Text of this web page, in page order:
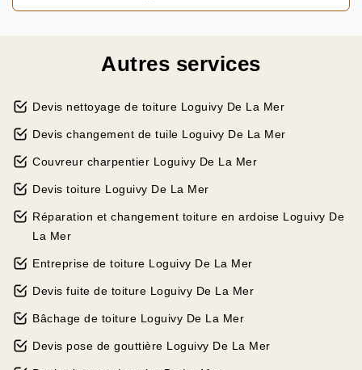
Autres services
Devis nettoyage de toiture Loguivy De La Mer
Devis changement de tuile Loguivy De La Mer
Couvreur charpentier Loguivy De La Mer
Devis toiture Loguivy De La Mer
Réparation et changement toiture en ardoise Loguivy De
La Mer
Entreprise de toiture Loguivy De La Mer
Devis fuite de toiture Loguivy De La Mer
Bâchage de toiture Loguivy De La Mer
Devis pose de gouttière Loguivy De La Mer